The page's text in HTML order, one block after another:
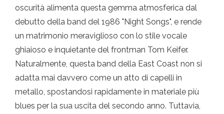
oscurità alimenta questa gemma atmosferica dal
debutto della band del 1986 "Night Songs", e rende
un matrimonio meraviglioso con lo stile vocale
ghiaioso e inquietante del frontman Tom Keifer.
Naturalmente, questa band della East Coast non si
adatta mai davvero come un atto di capelli in
metallo, spostandosi rapidamente in materiale più
blues per la sua uscita del secondo anno. Tuttavia,